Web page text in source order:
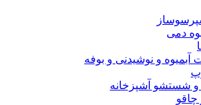
دمی
آبمیوه و نوشیدنی و بوفه
شستشو آشپزخانه
چاقو